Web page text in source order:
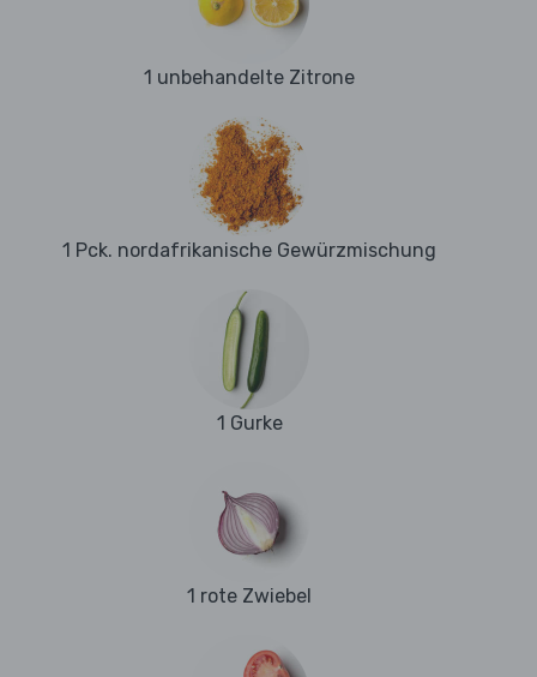
1 unbehandelte Zitrone
1 Pck. nordafrikanische Gewürzmischung
1 Gurke
1 rote Zwiebel